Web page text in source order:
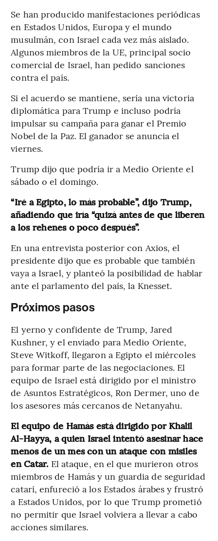
Se han producido manifestaciones periódicas
en Estados Unidos, Europa y el mundo
musulmán, con Israel cada vez más aislado.
Algunos miembros de la UE, principal socio
comercial de Israel, han pedido sanciones
contra el país.
Si el acuerdo se mantiene, sería una victoria
diplomática para Trump e incluso podría
impulsar su campaña para ganar el Premio
Nobel de la Paz. El ganador se anuncia el
viernes.
Trump dijo que podría ir a Medio Oriente el
sábado o el domingo.
“Iré a Egipto, lo más probable”, dijo Trump,
añadiendo que iría “quizá antes de que liberen
a los rehenes o poco después”.
En una entrevista posterior con Axios, el
presidente dijo que es probable que también
vaya a Israel, y planteó la posibilidad de hablar
ante el parlamento del país, la Knesset.
Próximos pasos
El yerno y confidente de Trump, Jared
Kushner, y el enviado para Medio Oriente,
Steve Witkoff, llegaron a Egipto el miércoles
para formar parte de las negociaciones. El
equipo de Israel está dirigido por el ministro
de Asuntos Estratégicos, Ron Dermer, uno de
los asesores más cercanos de Netanyahu.
El equipo de Hamás está dirigido por Khalil
Al-Hayya, a quien Israel intentó asesinar hace
menos de un mes con un ataque con misiles
en Catar. El ataque, en el que murieron otros
miembros de Hamás y un guardia de seguridad
catarí, enfureció a los Estados árabes y frustró
a Estados Unidos, por lo que Trump prometió
no permitir que Israel volviera a llevar a cabo
acciones similares.